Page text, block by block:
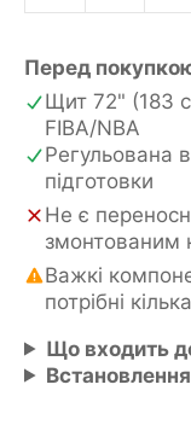
Перед
Щит 72" (183
FIBA/NBA
Регульована
підготовки
Не є
змонтованим
Важкі
потрібні
Що входить
Встановлення